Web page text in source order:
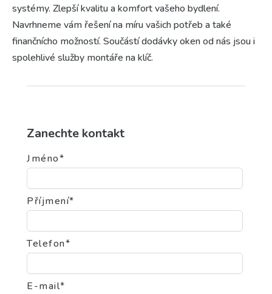
systémy. Zlepší kvalitu a komfort vašeho bydlení.
Navrhneme vám řešení na míru vašich potřeb a také
finančnícho možností. Součástí dodávky oken od nás jsou i
spolehlivé služby montáře na klíč.
Zanechte kontakt
Jméno*
Příjmení*
Telefon*
E-mail*